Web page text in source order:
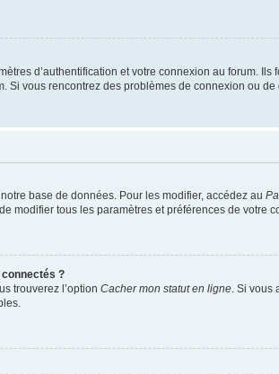
d’authentification et votre connexion au forum.
vous rencontrez des problèmes de connexion ou
base de données. Pour les modifier, accédez au
modifier tous les paramètres et préférences de votre
?
trouverez l’option Cacher mon statut en ligne . Si